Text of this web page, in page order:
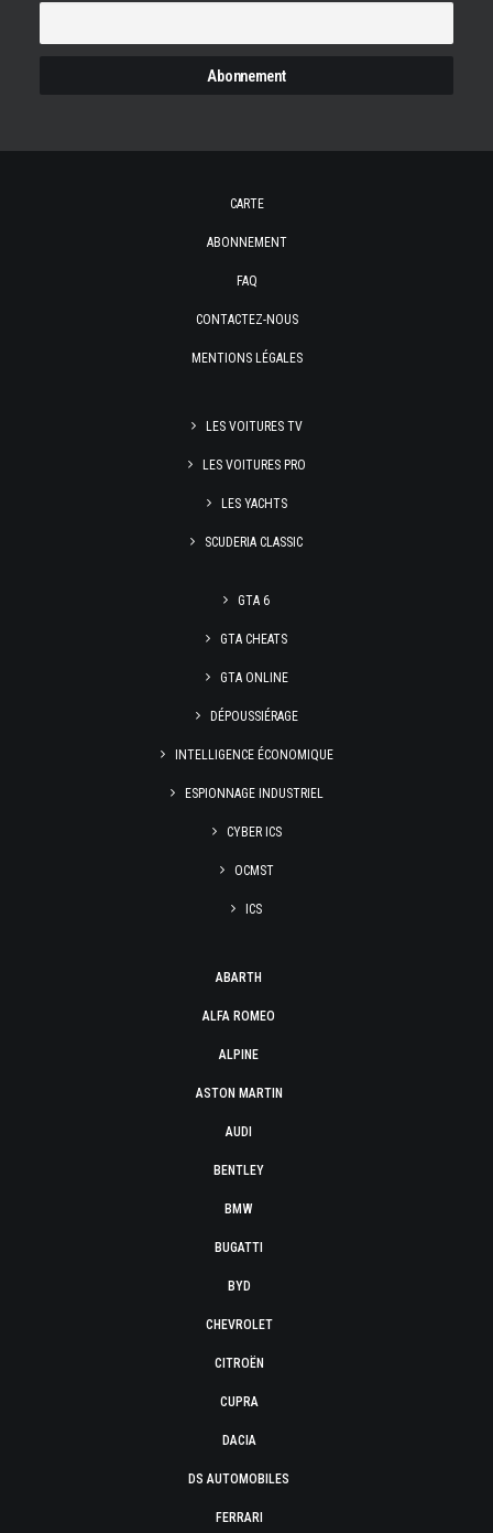
CARTE
ABONNEMENT
FAQ
CONTACTEZ-NOUS
MENTIONS LÉGALES
LES VOITURES TV
LES VOITURES PRO
LES YACHTS
SCUDERIA CLASSIC
GTA 6
GTA CHEATS
GTA ONLINE
DÉPOUSSIÉRAGE
INTELLIGENCE ÉCONOMIQUE
ESPIONNAGE INDUSTRIEL
CYBER ICS
OCMST
ICS
ABARTH
ALFA ROMEO
ALPINE
ASTON MARTIN
AUDI
BENTLEY
BMW
BUGATTI
BYD
CHEVROLET
CITROËN
CUPRA
DACIA
DS AUTOMOBILES
FERRARI